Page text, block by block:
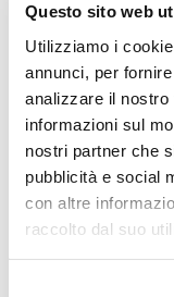
Questo sito web
Utilizziamo i
annunci, per
analizzare il
informazioni sul
nostri partner che
pubblicità e social
con altre
raccolto dal suo
Kits and
Wall elbow